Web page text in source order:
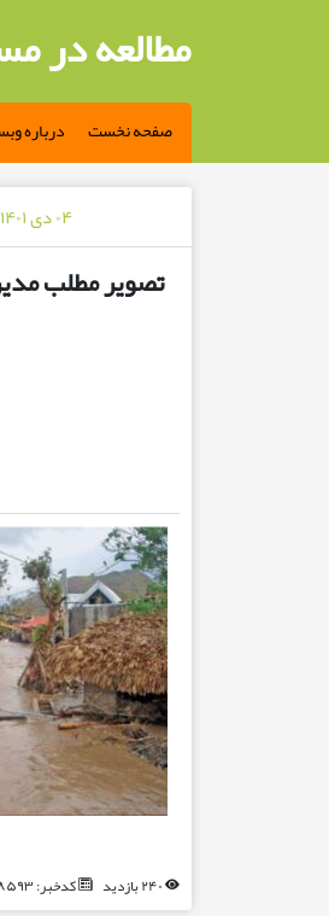
مطالعه در
صفحه نخست درباره
۰۴ دی ۱۴۰۱ - ۴ سال پیش
تصویر مطلب
کدخبر: ۸۵۹۳